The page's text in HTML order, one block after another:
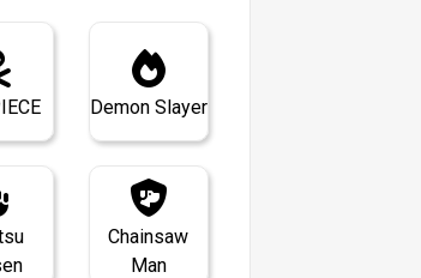
Demon Slayer
Chainsaw
Man